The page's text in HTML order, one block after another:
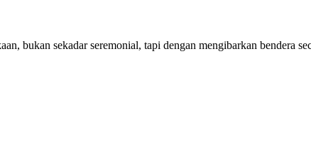
bukan sekadar seremonial, tapi dengan mengibarkan bendera